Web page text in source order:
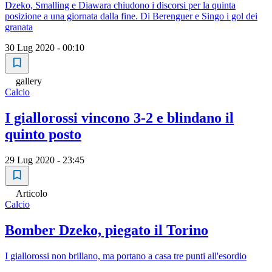
Dzeko, Smalling e Diawara chiudono i discorsi per la quinta
posizione a una giornata dalla fine. Di Berenguer e Singo i gol dei
granata
30 Lug 2020 - 00:10
gallery
Calcio
I giallorossi vincono 3-2 e blindano il
quinto posto
29 Lug 2020 - 23:45
Articolo
Calcio
Bomber Dzeko, piegato il Torino
I giallorossi non brillano, ma portano a casa tre punti all'esordio